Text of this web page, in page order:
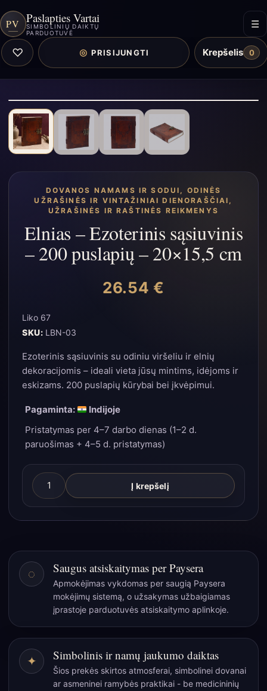
PV Paslapties Vartai
SIMBOLINIŲ DAIKTŲ
PARDUOTUVĖ
☰
♡ ◎ PRISIJUNGTI Krepšelis 0
DOVANOS NAMAMS IR SODUI , ODINĖS
UŽRAŠINĖS IR VINTAŽINIAI DIENORAŠČIAI ,
UŽRAŠINĖS IR RAŠTINĖS REIKMENYS
Elnias – Ezoterinis sąsiuvinis
– 200 puslapių – 20×15,5 cm
26.54 €
Liko 67
SKU: LBN-03
Ezoterinis sąsiuvinis su odiniu viršeliu ir elnių
dekoracijomis – ideali vieta jūsų mintims, idėjoms ir
eskizams. 200 puslapių kūrybai bei įkvėpimui.
Pagaminta:
Indijoje
Pristatymas per 4–7 darbo dienas (1–2 d.
paruošimas + 4–5 d. pristatymas)
produkto
kiekis:
Elnias
–
200
puslapių
20x15,5
cm
Į krepšelį
◌ Saugus atsiskaitymas per Paysera
Apmokėjimas vykdomas per saugią Paysera
mokėjimų sistemą, o užsakymas užbaigiamas
įprastoje parduotuvės atsiskaitymo aplinkoje.
✦ Simbolinis ir namų jaukumo daiktas
Šios prekės skirtos atmosferai, simbolinei dovanai
ar asmeninei ramybės praktikai - be medicininių